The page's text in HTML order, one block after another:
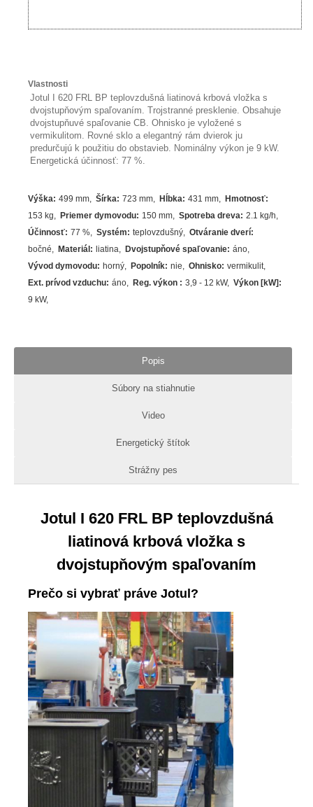
Vlastnosti
Jotul I 620 FRL BP teplovzdušná liatinová krbová vložka s
dvojstupňovým spaľovaním. Trojstranné presklenie. Obsahuje
dvojstupňuvé spaľovanie CB. Ohnisko je vyložené s
vermikulitom. Rovné sklo a elegantný rám dvierok ju
predurčujú k použitiu do obstavieb. Nominálny výkon je 9 kW.
Energetická účinnosť: 77 %.
Výška: 499 mm Šírka: 723 mm Hĺbka: 431 mm Hmotnosť:
153 kg
Priemer dymovodu: 150 mm Spotreba dreva: 2.1 kg/h
Účinnosť: 77% Systém: teplovzdušný Otváranie dverí:
bočné
Materiál : liatina Dvojstupňové spaľovanie: áno
Vývod dymovodu: horný Popolník: nie Ohnisko: vermikulit
Ext. prívod vzduchu: áno Reg. výkon : 3,9 - 12 kW Výkon [kW] :
9 kW
Popis
Súbory na stiahnutie
Video
Energetický štítok
Strážny pes
Jotul I 620 FRL BP teplovzdušná
liatinová krbová vložka s
dvojstupňovým spaľovaním
Prečo si vybrať práve Jotul?